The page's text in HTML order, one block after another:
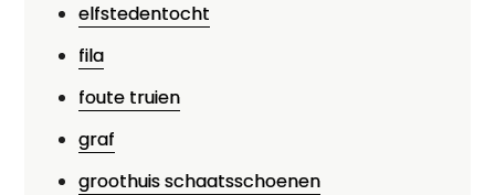
elfstedentocht
fila
foute truien
graf
groothuis schaatsschoenen